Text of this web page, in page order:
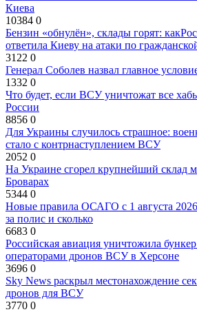
Киева
10384 0
Бензин «обнулён», склады горят:
ответила Киеву на атаки по
3122 0
Генерал Соболев назвал главное
1332 0
Что будет, если ВСУ уничтожат все
России
8856 0
Для Украины случилось страшное:
стало с контрнаступлением ВСУ
2052 0
На Украине сгорел крупнейший склад
Броварах
5344 0
Новые правила ОСАГО с 1 августа
за полис и сколько
6683 0
Российская авиация уничтожила
операторами дронов ВСУ в Херсоне
3696 0
Sky News раскрыл местонахождение
дронов для ВСУ
3770 0